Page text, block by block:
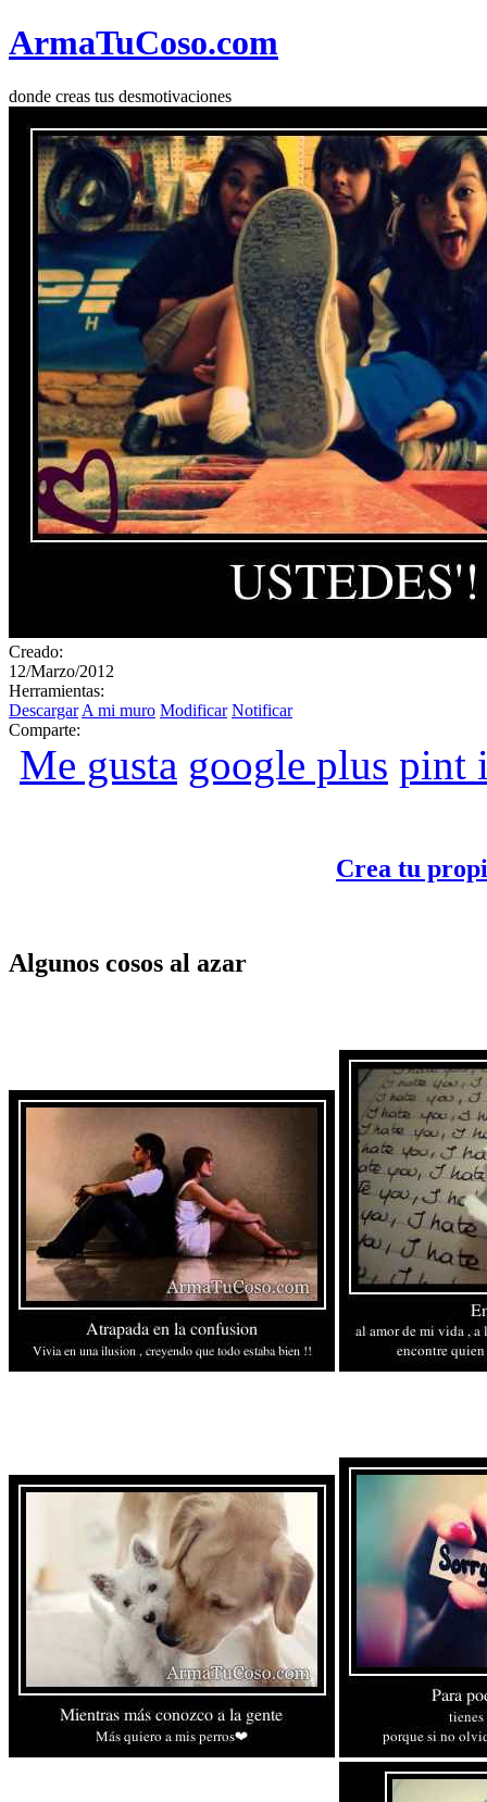
ArmaTuCoso.com
donde creas tus desmotivaciones
Creado:
12/Marzo/2012
Herramientas:
Descargar A mi muro Modificar Notificar
Comparte:
Me gusta google plus pint
Crea tu
Algunos cosos al azar